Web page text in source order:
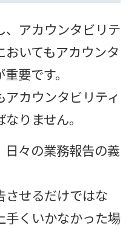
、アカウンタビリテ
いてもアカウンタ
要です。
カウンタビリティ
りません。
々の業務報告の義
させるだけではな
手くいかなかった場